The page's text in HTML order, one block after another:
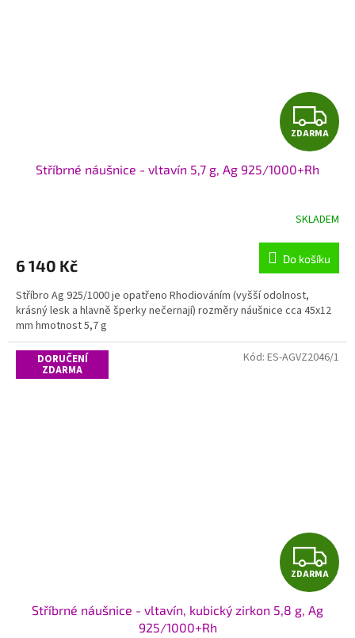
Z
D
R
M
A
ZDARMA
Stříbrné náušnice - vltavín 5,7 g, Ag 925/1000+Rh
SKLADEM
6 140 Kč Do košíku
Stříbro Ag 925/1000 je opatřeno Rhodiováním (vyšší odolnost,
krásný lesk a hlavně šperky nečernají) rozměry náušnice cca 45x12
mm hmotnost 5,7 g
DORUČENÍ
ZDARMA
Z
D
ZDARMA
Stříbrné náušnice - vltavín, kubický zirkon 5,8 g, Ag
925/1000+Rh
Kód: ES-AGVZ2046/1